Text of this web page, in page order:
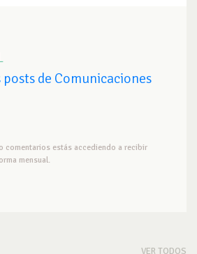
posts de Comunicaciones
comentarios estás accediendo a recibir
mensual.
VER TODOS